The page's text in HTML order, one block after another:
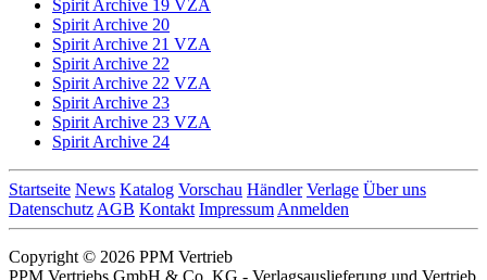
Spirit Archive 19 VZA
Spirit Archive 20
Spirit Archive 21 VZA
Spirit Archive 22
Spirit Archive 22 VZA
Spirit Archive 23
Spirit Archive 23 VZA
Spirit Archive 24
Startseite News Katalog Vorschau Händler Verlage Über uns
Datenschutz AGB Kontakt Impressum Anmelden
Copyright © 2026 PPM Vertrieb